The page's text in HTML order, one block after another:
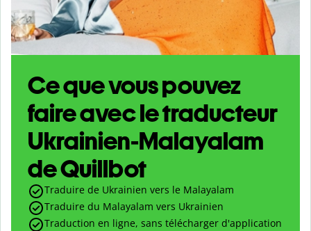
Ce que vous pouvez
faire avec le traducteur
Ukrainien-Malayalam
de Quillbot
Traduire de Ukrainien vers le Malayalam
Traduire du Malayalam vers Ukrainien
Traduction en ligne, sans télécharger d'application